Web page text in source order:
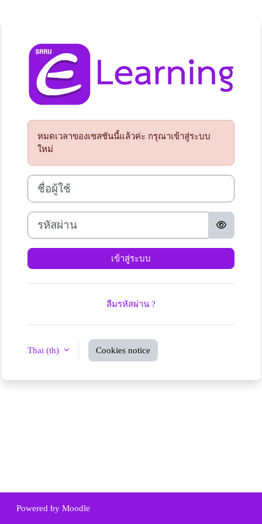
หมดเวลาของเซสชันนี้แล้วค่ะ กรุณาเข้าสู่ระบบใหม่
หมดเวลาของเซสชันนี้แล้วค่ะ กรุณาเข้าสู่ระบบ
ใหม่
ชื่อผู้ใช้
รหัสผ่าน
เข้าสู่ระบบ
ลืมรหัสผ่าน ?
Thai ‎(th)‎ Cookies notice
Powered by Moodle